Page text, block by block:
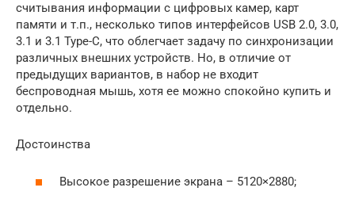
считывания информации с цифровых камер, карт
памяти и т.п., несколько типов интерфейсов USB 2.0, 3.0,
3.1 и 3.1 Type-C, что облегчает задачу по синхронизации
различных внешних устройств. Но, в отличие от
предыдущих вариантов, в набор не входит
беспроводная мышь, хотя ее можно спокойно купить и
отдельно.
Достоинства
Высокое разрешение экрана – 5120×2880;